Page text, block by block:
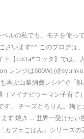
の私でも、モチを使っ
います^^ このブログは
【cotta*コッタ】では、
ンジは600W)
ぶ白菜消費レシピで「
マイナビウーマン子育
。 チーズとろりん。梅
焼き … 世界一受けた
フェごはん」シリーズ